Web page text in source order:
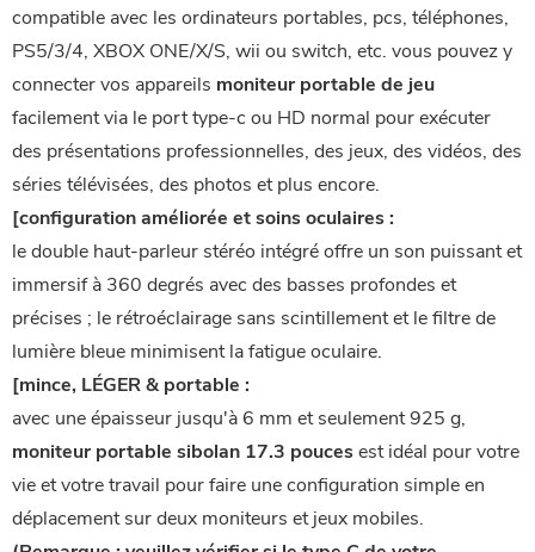
compatible avec les ordinateurs portables, pcs, téléphones,
PS5/3/4, XBOX ONE/X/S, wii ou switch, etc. vous pouvez y
connecter vos appareils moniteur portable de jeu
facilement via le port type-c ou HD normal pour exécuter
des présentations professionnelles, des jeux, des vidéos, des
séries télévisées, des photos et plus encore.
[configuration améliorée et soins oculaires :
le double haut-parleur stéréo intégré offre un son puissant et
immersif à 360 degrés avec des basses profondes et
précises ; le rétroéclairage sans scintillement et le filtre de
lumière bleue minimisent la fatigue oculaire.
[mince, LÉGER & portable :
avec une épaisseur jusqu'à 6 mm et seulement 925 g,
moniteur portable sibolan 17.3 poucesest idéal pour votre
vie et votre travail pour faire une configuration simple en
déplacement sur deux moniteurs et jeux mobiles.